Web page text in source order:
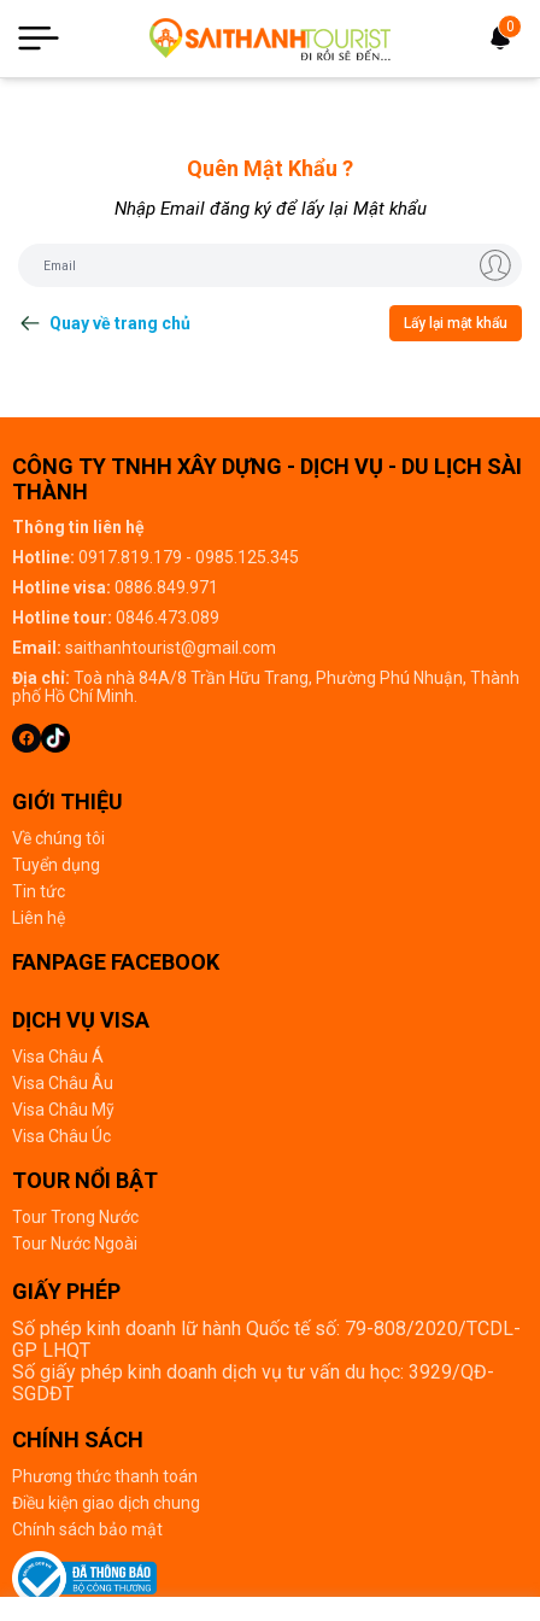
0
Quên Mật Khẩu ?
Nhập Email đăng ký để lấy lại Mật khẩu
Quay về trang chủ Lấy lại mật khẩu
CÔNG TY TNHH XÂY DỰNG - DỊCH VỤ - DU LỊCH SÀI
THÀNH
Thông tin liên hệ
Hotline: 0917.819.179 - 0985.125.345
Hotline visa: 0886.849.971
Hotline tour: 0846.473.089
Email: saithanhtourist@gmail.com
Địa chỉ: Toà nhà 84A/8 Trần Hữu Trang, Phường Phú Nhuận, Thành
phố Hồ Chí Minh.
GIỚI THIỆU
Về chúng tôi
Tuyển dụng
Tin tức
Liên hệ
FANPAGE FACEBOOK
DỊCH VỤ VISA
Visa Châu Á
Visa Châu Âu
Visa Châu Mỹ
Visa Châu Úc
TOUR NỔI BẬT
Tour Trong Nước
Tour Nước Ngoài
GIẤY PHÉP
Số phép kinh doanh lữ hành Quốc tế số: 79-808/2020/TCDL-
GP LHQT
Số giấy phép kinh doanh dịch vụ tư vấn du học: 3929/QĐ-
SGDĐT
CHÍNH SÁCH
Phương thức thanh toán
Điều kiện giao dịch chung
Chính sách bảo mật